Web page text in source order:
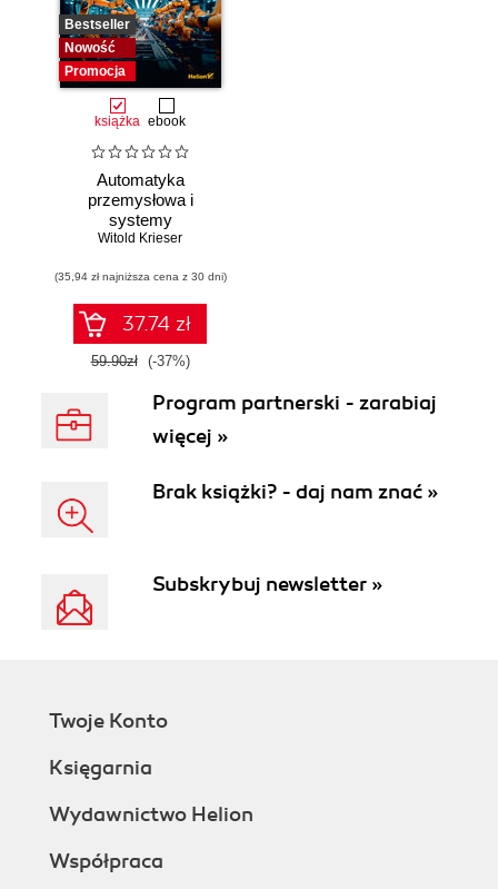
Bestseller
Nowość
Promocja
książka ebook
Automatyka
przemysłowa i
systemy
sterowania w
Witold Krieser
(35,94 zł najniższa cena z 30 dni)
37.74 zł
59.90zł (-37%)
Program partnerski - zarabiaj
więcej »
Brak książki? - daj nam znać »
Subskrybuj newsletter »
Twoje Konto
Księgarnia
Wydawnictwo Helion
Współpraca